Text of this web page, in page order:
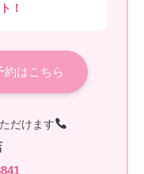
！
約はこちら
だけます